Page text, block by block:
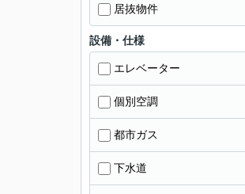
居抜物件
設備・仕様
エレベーター
個別空調
都市ガス
下水道